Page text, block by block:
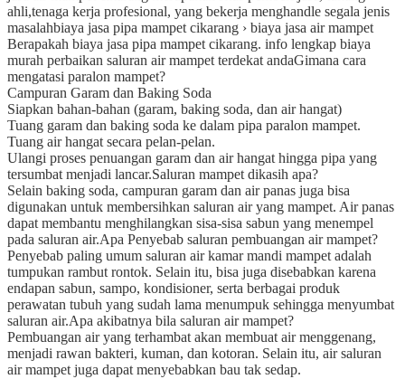
ahli,tenaga kerja profesional, yang bekerja menghandle segala jenis
masalahbiaya jasa pipa mampet cikarang › biaya jasa air mampet
Berapakah biaya jasa pipa mampet cikarang. info lengkap biaya
murah perbaikan saluran air mampet terdekat andaGimana cara
mengatasi paralon mampet?
Campuran Garam dan Baking Soda
Siapkan bahan-bahan (garam, baking soda, dan air hangat)
Tuang garam dan baking soda ke dalam pipa paralon mampet.
Tuang air hangat secara pelan-pelan.
Ulangi proses penuangan garam dan air hangat hingga pipa yang
tersumbat menjadi lancar.Saluran mampet dikasih apa?
Selain baking soda, campuran garam dan air panas juga bisa
digunakan untuk membersihkan saluran air yang mampet. Air panas
dapat membantu menghilangkan sisa-sisa sabun yang menempel
pada saluran air.Apa Penyebab saluran pembuangan air mampet?
Penyebab paling umum saluran air kamar mandi mampet adalah
tumpukan rambut rontok. Selain itu, bisa juga disebabkan karena
endapan sabun, sampo, kondisioner, serta berbagai produk
perawatan tubuh yang sudah lama menumpuk sehingga menyumbat
saluran air.Apa akibatnya bila saluran air mampet?
Pembuangan air yang terhambat akan membuat air menggenang,
menjadi rawan bakteri, kuman, dan kotoran. Selain itu, air saluran
air mampet juga dapat menyebabkan bau tak sedap.